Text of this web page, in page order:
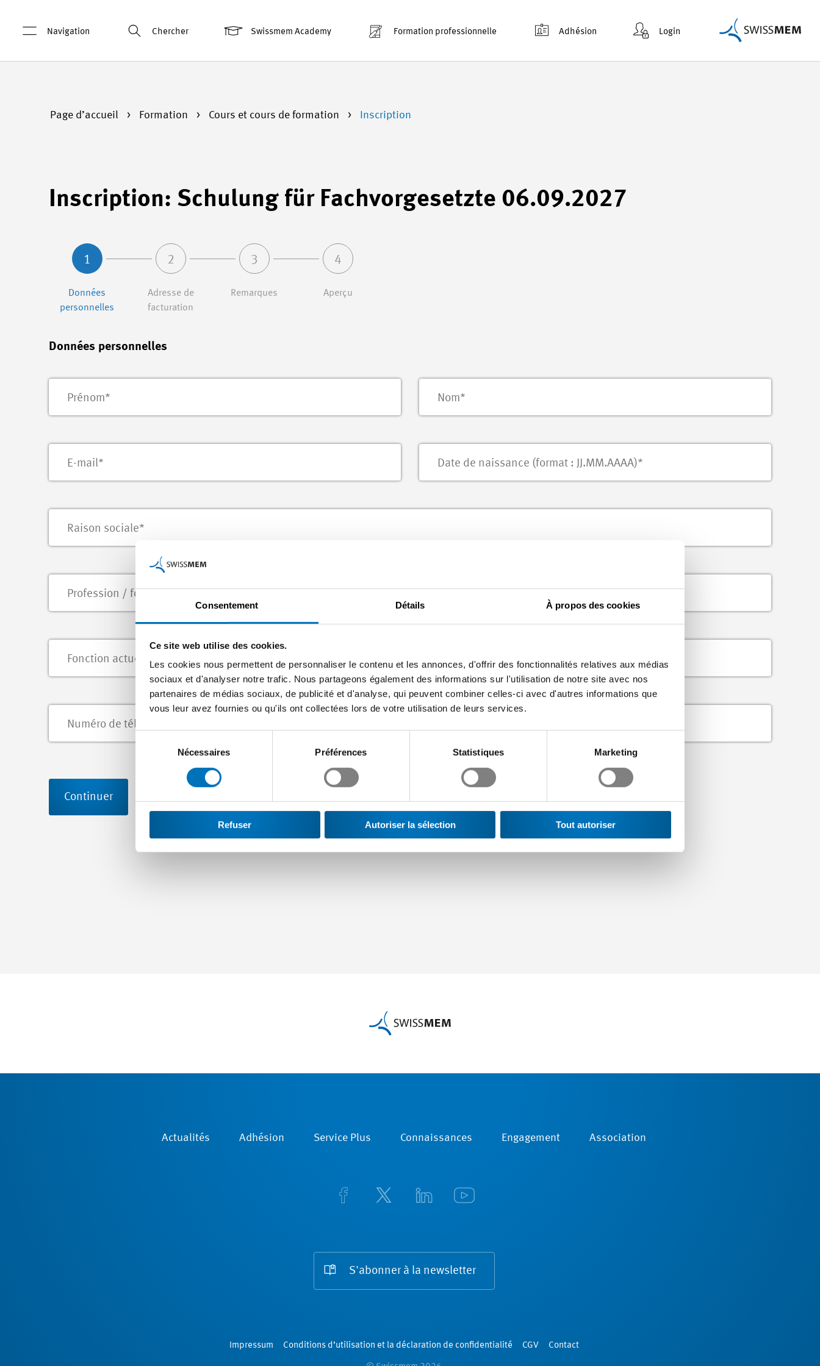
Consentement Détails À propos des cookies
Ce site web utilise des cookies.
Les cookies nous permettent de personnaliser le contenu et les annonces, d'offrir des fonctionnalités relatives aux médias
sociaux et d'analyser notre trafic. Nous partageons également des informations sur l'utilisation de notre site avec nos
partenaires de médias sociaux, de publicité et d'analyse, qui peuvent combiner celles-ci avec d'autres informations que
vous leur avez fournies ou qu'ils ont collectées lors de votre utilisation de leurs services.
Nécessaires Préférences Statistiques Marketing
Refuser Autoriser la sélection Tout autoriser
Navigation Chercher Swissmem Academy Formation professionnelle Adhésion Login
Page d’accueil Formation Cours et cours de formation Inscription
Inscription: Schulung für Fachvorgesetzte 06.09.2027
1
Données
personnelles
2
Adresse de
facturation
3
Remarques
4
Aperçu
Données personnelles
Continuer
Actualités Adhésion Service Plus Connaissances Engagement Association
S'abonner à la newsletter
Impressum Conditions d’utilisation et la déclaration de confidentialité CGV Contact